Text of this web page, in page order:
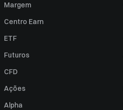
Margem
Centro Earn
ETF
Futuros
CFD
Ações
Alpha